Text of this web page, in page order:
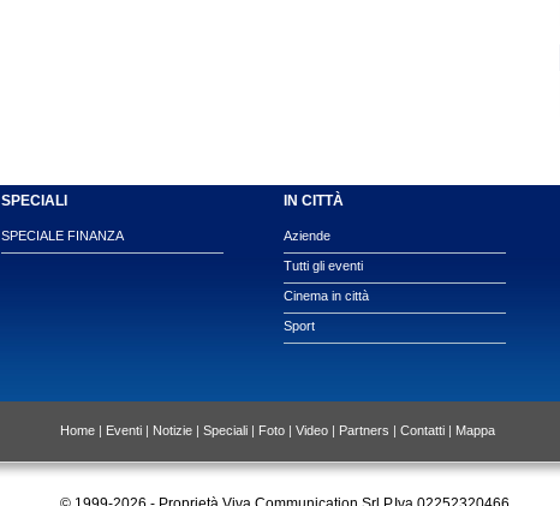
SPECIALI
SPECIALE FINANZA
IN CITTÀ
Aziende
Tutti gli eventi
Cinema in città
Sport
Home | Eventi | Notizie | Speciali | Foto | Video | Partners | Contatti | Mappa